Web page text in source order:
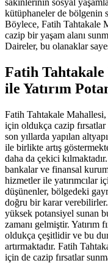
sakinlerinin sosyal
kütüphaneler de bölgenin
Böylece, Fatih Tahtakale
cazip bir yaşam alanı
Daireler, bu olanaklar
Fatih
ile Yatırım
Fatih Tahtakale Mahallesi,
için oldukça cazip
son yıllarda yapılan
ile birlikte artış
daha da çekici
bankalar ve finansal
hizmetler ile yatırımcılar
düşünenler, bölgedeki
doğru bir karar
yüksek potansiyel sunan
zamanı gelmiştir. Yatırım
oldukça çeşitlidir ve bu
artırmaktadır. Fatih
için de cazip fırsatlar